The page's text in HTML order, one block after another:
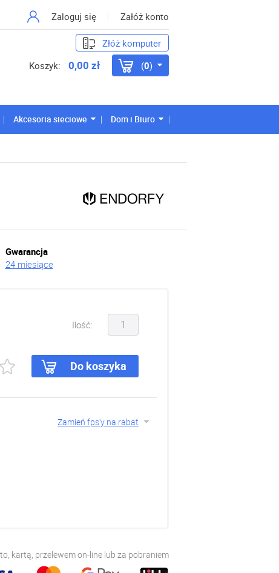
Złóż komputer
Zaloguj się Załóż konto
Akcesoria sieciowe Dom i Biuro
Koszyk: 0,00 zł 0
Gwarancja
24 miesiące
Ilość:
Do koszyka
Zamień fps'y na rabat
kartą, przelewem on-line lub za pobraniem